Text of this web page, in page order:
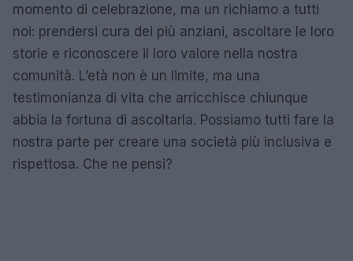
momento di celebrazione, ma un richiamo a tutti
noi: prendersi cura dei più anziani, ascoltare le loro
storie e riconoscere il loro valore nella nostra
comunità. L’età non è un limite, ma una
testimonianza di vita che arricchisce chiunque
abbia la fortuna di ascoltarla. Possiamo tutti fare la
nostra parte per creare una società più inclusiva e
rispettosa. Che ne pensi?